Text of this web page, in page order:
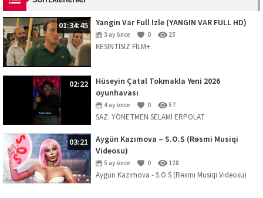
01:34:45 Yangin Var Full İzle (YANGIN VAR FULL HD)
3 ay önce 0 25
KESİNTİSİZ FİLM+.
02:22
Hüseyin Çatal Tokmakla Yeni 2026
oyunhavası
4 ay önce 0 57
SAZ: YÖNETMEN SELAMİ ERPOLAT
03:21
Aygün Kazımova – S.O.S (Rəsmi Musiqi
Videosu)
5 ay önce 0 128
Aygün Kazımova - S.O.S (Rəsmi Musiqi Videosu)